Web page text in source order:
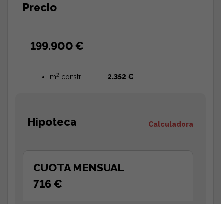
Precio
199.900 €
m2 constr.: 2.352 €
Hipoteca Calculadora
CUOTA MENSUAL
716 €